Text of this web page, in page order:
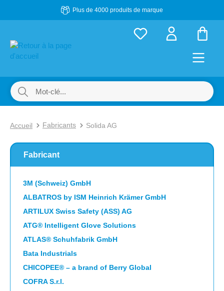
Passer au contenu principalPlus de 4000 produits de marque
Accueil Fabricants Solida AG
Fabricant
3M (Schweiz) GmbH
ALBATROS by ISM Heinrich Krämer GmbH
ARTILUX Swiss Safety (ASS) AG
ATG® Intelligent Glove Solutions
ATLAS® Schuhfabrik GmbH
Bata Industrials
CHICOPEE® – a brand of Berry Global
COFRA S.r.l.